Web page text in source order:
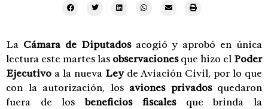
La Cámara de Diputadosacogió y aprobó en única
lectura este martes las observacionesque hizo el Poder
Ejecutivo a la nueva Leyde Aviación Civil, por lo que
con la autorización, los aviones privadosquedaron
fuera de losbeneficios fiscalesque brinda la